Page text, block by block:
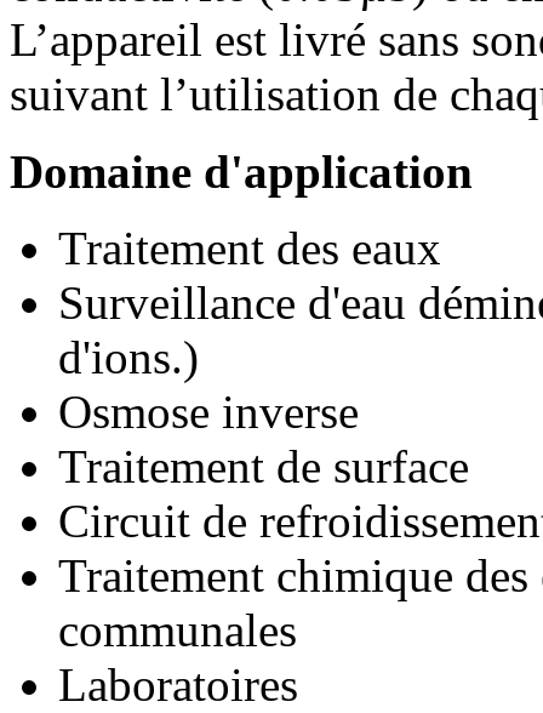
L’appareil est livré sans
suivant l’utilisation de
Domaine d'application
Traitement des eaux
Surveillance d'eau
d'ions.)
Osmose inverse
Traitement de surface
Circuit de
Traitement chimique
communales
Laboratoires